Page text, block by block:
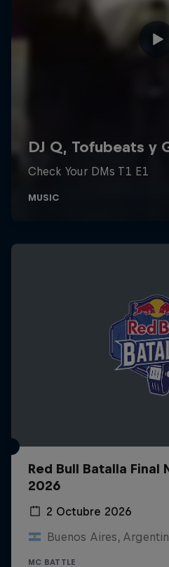
Red Bull Batalla Final
2026
2 Octubre 2026
Buenos Aires,
MC BATTLE